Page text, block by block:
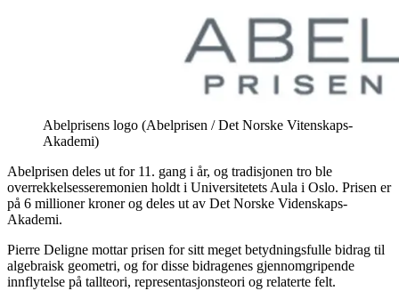
Abelprisens logo (Abelprisen / Det Norske Vitenskaps-
Akademi)
Abelprisen deles ut for 11. gang i år, og tradisjonen tro ble
overrekkelsesseremonien holdt i Universitetets Aula i Oslo. Prisen er
på 6 millioner kroner og deles ut av Det Norske Videnskaps-
Akademi.
Pierre Deligne mottar prisen for sitt meget betydningsfulle bidrag til
algebraisk geometri, og for disse bidragenes gjennomgripende
innflytelse på tallteori, representasjonsteori og relaterte felt.